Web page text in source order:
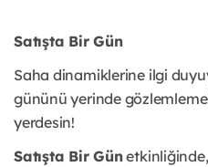
Satışta Bir Gün
Saha dinamiklerine ilgi
gününü yerinde
yerdesin!
Satışta Bir Gün